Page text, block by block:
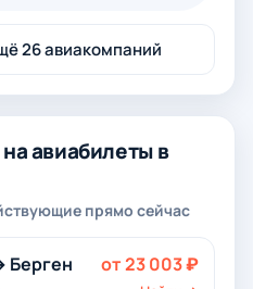
26 авиакомпаний
авиабилеты в
прямо сейчас
Берген от 23 003 ₽